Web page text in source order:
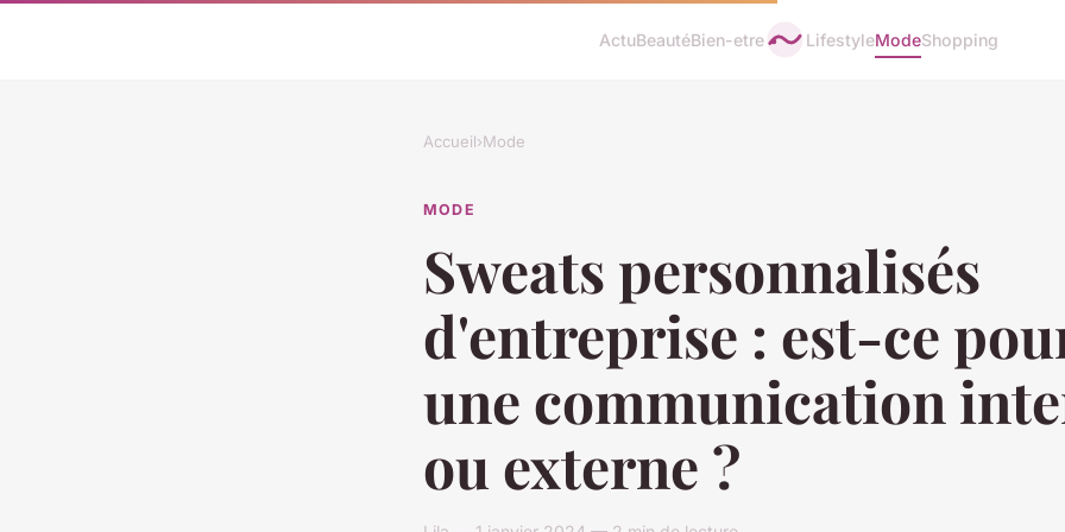
ActuBeautéBien-etre LifestyleModeShopping
Accueil›Mode
MODE
Sweats personnalisés
d'entreprise : est-ce
une communication
ou externe ?